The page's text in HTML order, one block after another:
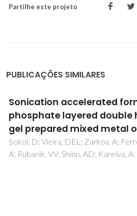
Partilhe este projeto
PUBLICAÇÕES SIMILARES
Sonication accelerated
phosphate layered double
gel prepared mixed metal
Sokol, D; Vieira, DEL; Zarkov, A;
A; Rubanik, VV; Shinn, AD; Kareiva,